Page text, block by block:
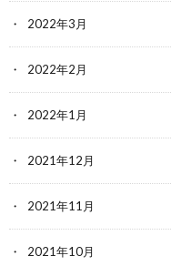
2022年3月
2022年2月
2022年1月
2021年12月
2021年11月
2021年10月